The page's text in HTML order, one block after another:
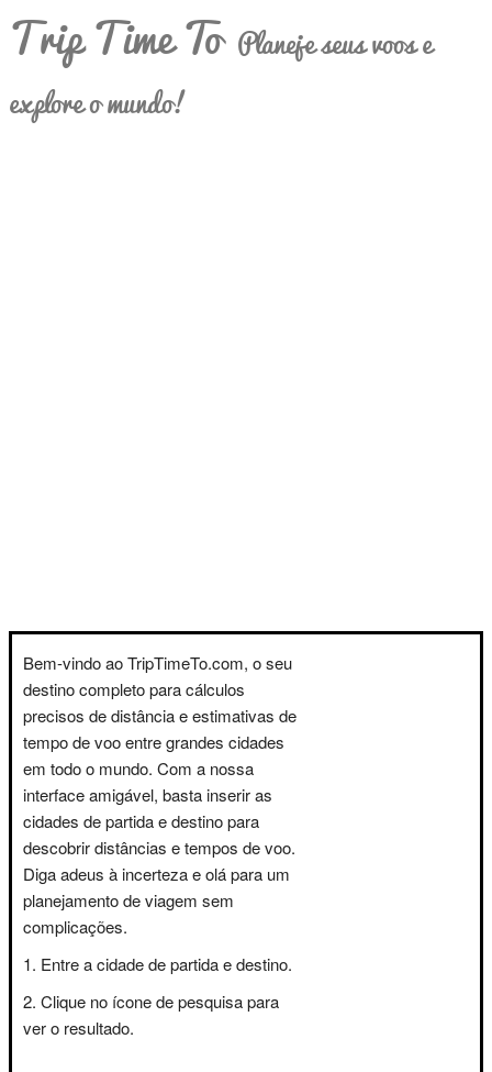
Trip Time To Planeje seus voos e
explore o mundo!
Bem-vindo ao TripTimeTo.com, o seu
destino completo para cálculos
precisos de distância e estimativas de
tempo de voo entre grandes cidades
em todo o mundo. Com a nossa
interface amigável, basta inserir as
cidades de partida e destino para
descobrir distâncias e tempos de voo.
Diga adeus à incerteza e olá para um
planejamento de viagem sem
complicações.
Entre a cidade de partida e destino.
Clique no ícone de pesquisa para
ver o resultado.